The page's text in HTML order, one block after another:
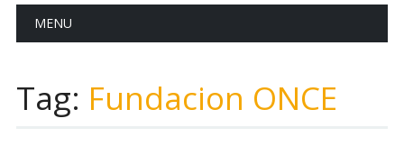
Main menu
MENU
Tag: Fundacion ONCE